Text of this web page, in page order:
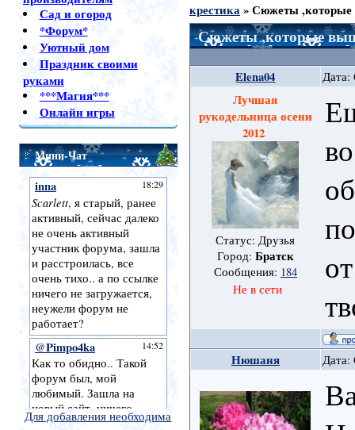
Сад и огород
*Форум*
Уютный дом
Праздник своими
руками
***Магия***
Онлайн игры
Мини-Чат
Для добавления необходима
крестика»Сюжеты
Сюжеты ,которые
Elena04 Дата:
Лучшая
рукодельница осени
2012
Статус: Друзья
Город: Братск
Сообщения: 184
Не в сети
Нюшаня Дата: